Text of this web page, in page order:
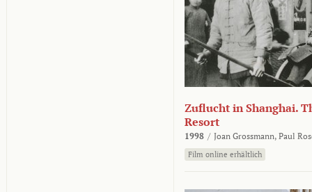
Zuflucht in Shanghai.
Resort
1998 / Joan Grossmann, Paul
Film online erhältlich